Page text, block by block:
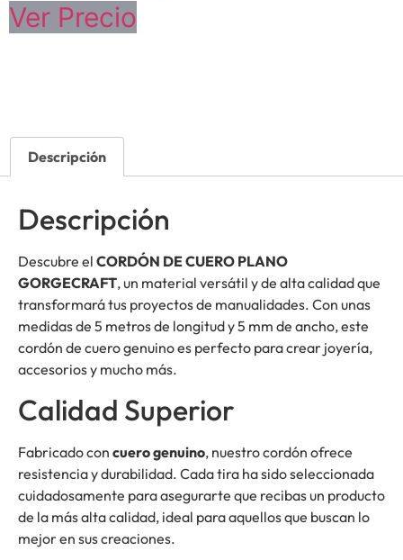
Ver Precio
Descripción
Descripción
Descubre el CORDÓN DE CUERO PLANO
GORGECRAFT, un material versátil y de alta calidad que
transformará tus proyectos de manualidades. Con unas
medidas de 5 metros de longitud y 5 mm de ancho, este
cordón de cuero genuino es perfecto para crear joyería,
accesorios y mucho más.
Calidad Superior
Fabricado con cuero genuino, nuestro cordón ofrece
resistencia y durabilidad. Cada tira ha sido seleccionada
cuidadosamente para asegurarte que recibas un producto
de la más alta calidad, ideal para aquellos que buscan lo
mejor en sus creaciones.